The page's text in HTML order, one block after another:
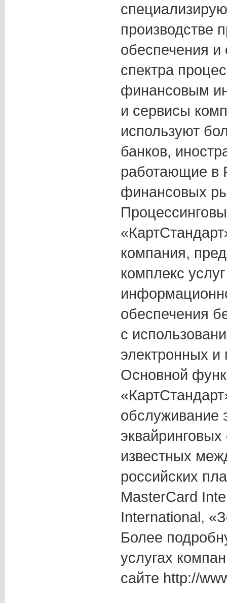
производстве
обеспечения и
спектра
финансовым
и сервисы
используют
банков,
работающие в
финансовых
компания,
комплекс
обеспечения
с
электронных
Основной
обслуживание
известных
российских
MasterCard
International,
Более
услугах
сайте http://